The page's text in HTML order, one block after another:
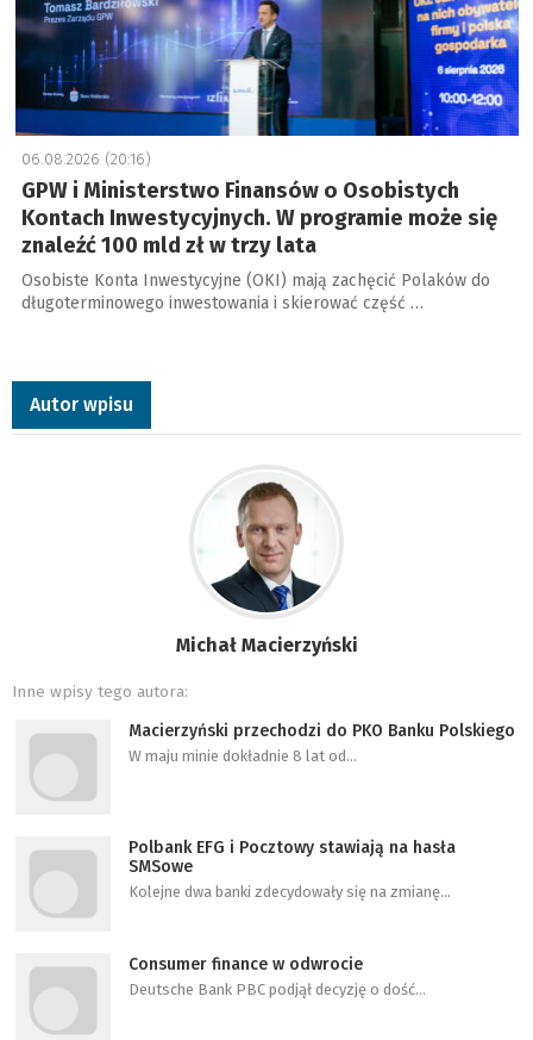
06.08.2026 (20:16)
GPW i Ministerstwo Finansów o Osobistych
Kontach Inwestycyjnych. W programie może się
znaleźć 100 mld zł w trzy lata
Osobiste Konta Inwestycyjne (OKI) mają zachęcić Polaków do
długoterminowego inwestowania i skierować część …
Autor wpisu
Michał Macierzyński
Inne wpisy tego autora:
Macierzyński przechodzi do PKO Banku Polskiego
W maju minie dokładnie 8 lat od…
Polbank EFG i Pocztowy stawiają na hasła
SMSowe
Kolejne dwa banki zdecydowały się na zmianę…
Consumer finance w odwrocie
Deutsche Bank PBC podjął decyzję o dość…